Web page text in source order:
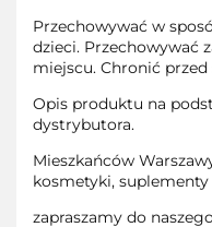
Przechowywać w
dzieci. Przechowywać
miejscu. Chronić przed
Opis produktu na
dystrybutora.
Mieszkańców
kosmetyki,
zapraszamy do